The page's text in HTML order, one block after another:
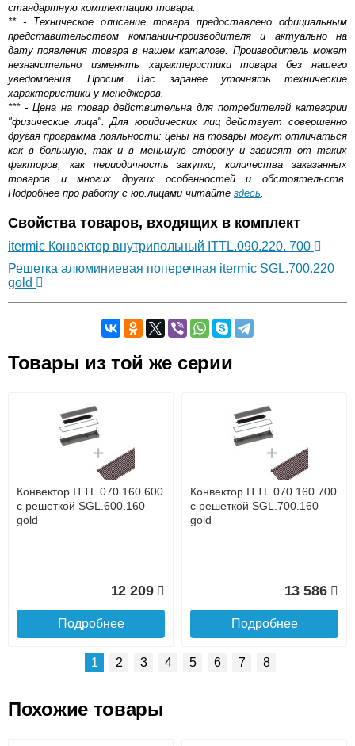
стандартную комплектацию товара.
** - Техническое описание товара предоставлено официальным
представительством компании-производителя и актуально на
дату появления товара в нашем каталоге. Производитель может
незначительно изменять характеристики товара без нашего
уведомления. Просим Вас заранее уточнять технические
характеристики у менеджеров.
*** - Цена на товар действительна для потребителей категории
"физические лица". Для юридических лиц действует совершенно
другая программа лояльности: цены на товары могут отличаться
как в большую, так и в меньшую сторону и зависят от таких
факторов, как периодичность закупки, количества заказанных
товаров и многих других особенностей и обстоятельств.
Подробнее про работу с юр.лицами читайте здесь.
Свойства товаров, входящих в комплект
itermic Конвектор внутрипольный ITTL.090.220. 700
Решетка алюминиевая поперечная itermic SGL.700.220
gold
Оставьте отзыв
Доставка сантехники по Москве и Московской области
Наличный расчёт
Банковской картой на сайте в режиме реального
времени
Банковской картой при получении товара как при
доставке, так и самовывозом
Интернет-деньгами (Yandex-деньги, Web-money,
Qiwi-кошельки и другие).
Безналичный расчёт (возможно и с НДС)
Товары из той же серии
Конвектор ITTL.070.160.600
с решеткой SGL.600.160
gold
12 209
Подробнее
Конвектор ITTL.070.160.700
с решеткой SGL.700.160
gold
13 586
Подробнее
1 2 3 4 5 6 7 8
Похожие товары